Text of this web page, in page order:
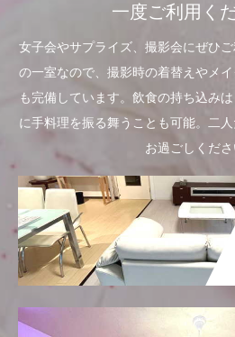
一度ご利用く
女子会やサプライズ、撮影会にぜひ
の一室なので、撮影時の着替えやメ
も完備しています。飲食の持ち込み
に手料理を振る舞うことも可能。二
お過ごしくださ